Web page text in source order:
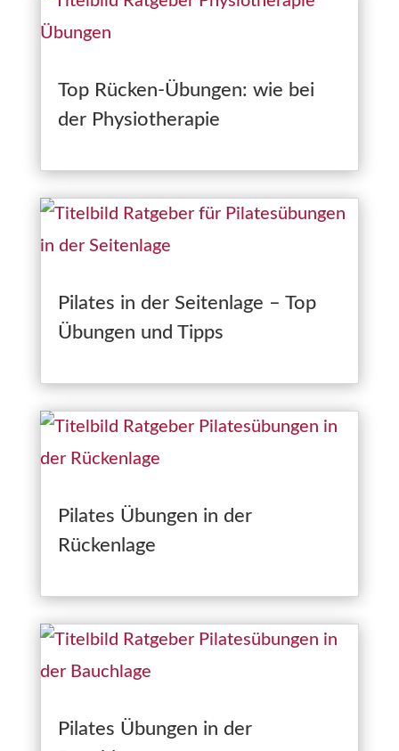
Top Rücken-Übungen: wie bei
der Physiotherapie
Pilates in der Seitenlage – Top
Übungen und Tipps
Pilates Übungen in der
Rückenlage
Pilates Übungen in der